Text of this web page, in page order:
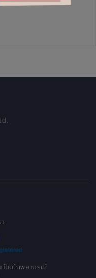
เป็นนักพยากรณ์